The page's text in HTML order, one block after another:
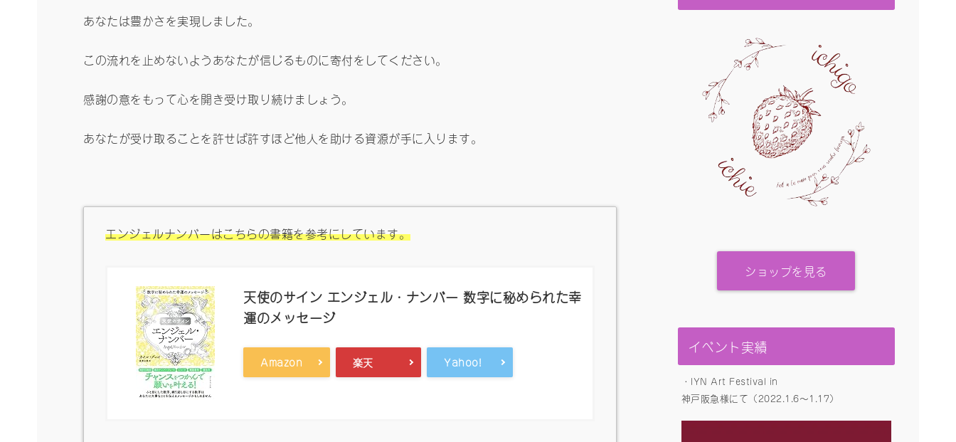
あなたは豊かさを実現しました。
この流れを止めないようあなたが信じるものに寄付をしてください。
感謝の意をもって心を開き受け取り続けましょう。
あなたが受け取ることを許せば許すほど他人を助ける資源が手に入ります。
エンジェルナンバーはこちらの書籍を参考にしています。
天使のサイン エンジェル・ナンバー 数字に秘められた幸
運のメッセージ
Amazon 楽天 Yahoo!
ショップを見る
イベント実績
・IYN Art Festival in
神戸阪急様にて（2022.1.6〜1.17）